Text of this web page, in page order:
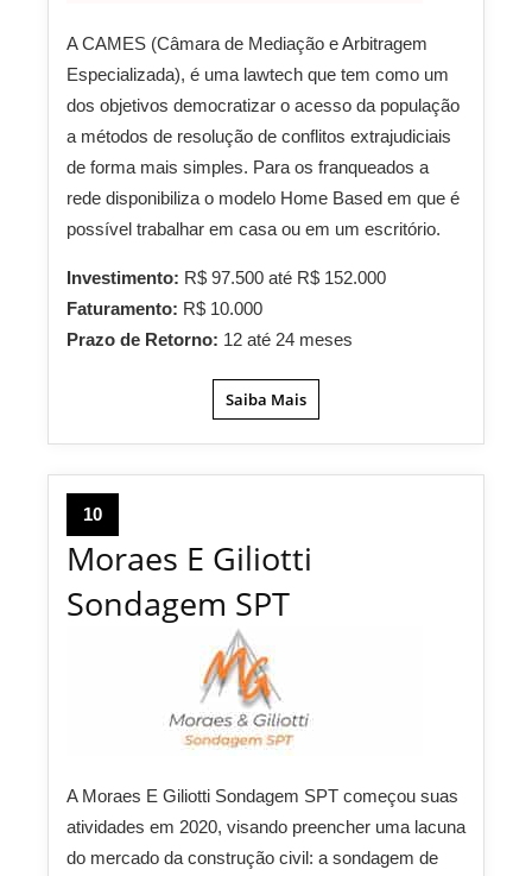
A CAMES (Câmara de Mediação e Arbitragem
Especializada), é uma lawtech que tem como um
dos objetivos democratizar o acesso da população
a métodos de resolução de conflitos extrajudiciais
de forma mais simples. Para os franqueados a
rede disponibiliza o modelo Home Based em que é
possível trabalhar em casa ou em um escritório.
Investimento: R$ 97.500 até R$ 152.000
Faturamento: R$ 10.000
Prazo de Retorno: 12 até 24 meses
Saiba Mais
10
Moraes E Giliotti
Sondagem SPT
A Moraes E Giliotti Sondagem SPT começou suas
atividades em 2020, visando preencher uma lacuna
do mercado da construção civil: a sondagem de